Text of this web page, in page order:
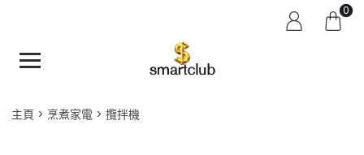
0
主頁 烹煮家電 攬拌機